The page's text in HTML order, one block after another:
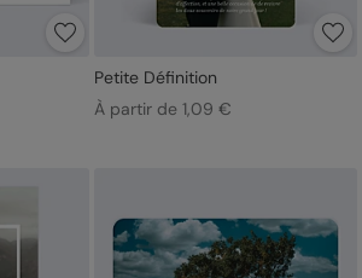
Petite Définition
À partir de 1,09 €